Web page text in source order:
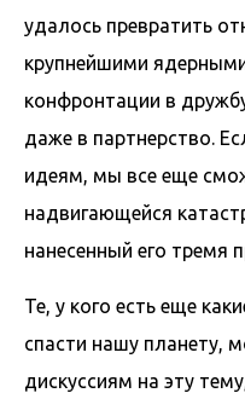
удалось превратить
крупнейшими
конфронтации в
даже в партнерство.
идеям, мы все еще
надвигающейся
нанесенный его тремя
Те, у кого есть еще
спасти нашу планету,
дискуссиям на эту